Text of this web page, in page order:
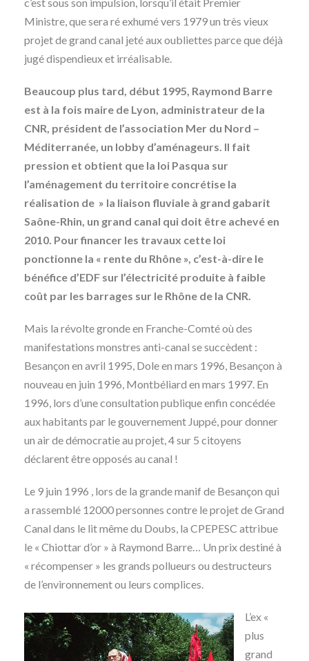
Ministre, que sera ré exhumé vers 1979 un très vieux
projet de grand canal jeté aux oubliettes parce que déjà
jugé dispendieux et irréalisable.
Beaucoup plus tard, début 1995, Raymond Barre
est à la fois maire de Lyon, administrateur de la
CNR, président de l’association Mer du Nord –
Méditerranée, un lobby d’aménageurs. Il fait
pression et obtient que la loi Pasqua sur
l’aménagement du territoire concrétise la
réalisation de » la liaison fluviale à grand gabarit
Saône-Rhin, un grand canal qui doit être achevé en
2010. Pour financer les travaux cette loi
ponctionne la « rente du Rhône », c’est-à-dire le
bénéfice d’EDF sur l’électricité produite à faible
coût par les barrages sur le Rhône de la CNR.
Mais la révolte gronde en Franche-Comté où des
manifestations monstres anti-canal se succèdent :
Besançon en avril 1995, Dole en mars 1996, Besançon à
nouveau en juin 1996, Montbéliard en mars 1997. En
1996, lors d’une consultation publique enfin concédée
aux habitants par le gouvernement Juppé, pour donner
un air de démocratie au projet, 4 sur 5 citoyens
déclarent être opposés au canal !
Le 9 juin 1996 , lors de la grande manif de Besançon qui
a rassemblé 12000 personnes contre le projet de Grand
Canal dans le lit même du Doubs, la CPEPESC attribue
le « Chiottar d’or » à Raymond Barre… Un prix destiné à
« récompenser » les grands pollueurs ou destructeurs
de l’environnement ou leurs complices.
L’ex «
plus
grand